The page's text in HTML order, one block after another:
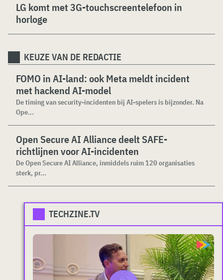
LG komt met 3G-touchscreentelefoon in
horloge
KEUZE VAN DE REDACTIE
FOMO in AI-land: ook Meta meldt incident
met hackend AI-model
De timing van security-incidenten bij AI-spelers is bijzonder. Na
Ope...
Open Secure AI Alliance deelt SAFE-
richtlijnen voor AI-incidenten
De Open Secure AI Alliance, inmiddels ruim 120 organisaties
sterk, pr...
TECHZINE.TV